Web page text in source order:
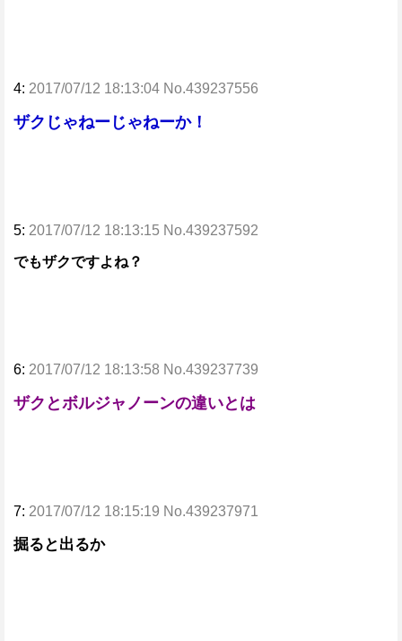
4: 2017/07/12 18:13:04 No.439237556
ザクじゃねーじゃねーか！
5: 2017/07/12 18:13:15 No.439237592
でもザクですよね？
6: 2017/07/12 18:13:58 No.439237739
ザクとボルジャノーンの違いとは
7: 2017/07/12 18:15:19 No.439237971
掘ると出るか